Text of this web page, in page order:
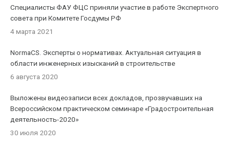
Специалисты ФАУ ФЦС приняли участие в работе Экспертного
совета при Комитете Госдумы РФ
4 марта 2021
NormaCS. Эксперты о нормативах. Актуальная ситуация в
области инженерных изысканий в строительстве
6 августа 2020
Выложены видеозаписи всех докладов, прозвучавших на
Всероссийском практическом семинаре «Градостроительная
деятельность-2020»
30 июля 2020